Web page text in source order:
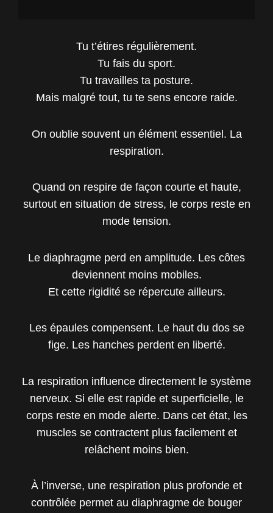
Tu t’étires régulièrement.
Tu fais du sport.
Tu travailles ta posture.
Mais malgré tout, tu te sens encore raide.
On oublie souvent un élément essentiel. La
respiration.
Quand on respire de façon courte et haute,
surtout en situation de stress, le corps reste en
mode tension.
Le diaphragme perd en amplitude. Les côtes
deviennent moins mobiles.
Et cette rigidité se répercute ailleurs.
Les épaules compensent. Le haut du dos se
fige. Les hanches perdent en liberté.
La respiration influence directement le système
nerveux. Si elle est rapide et superficielle, le
corps reste en mode alerte. Dans cet état, les
muscles se contractent plus facilement et
relâchent moins bien.
À l’inverse, une respiration plus profonde et
contrôlée permet au diaphragme de bouger